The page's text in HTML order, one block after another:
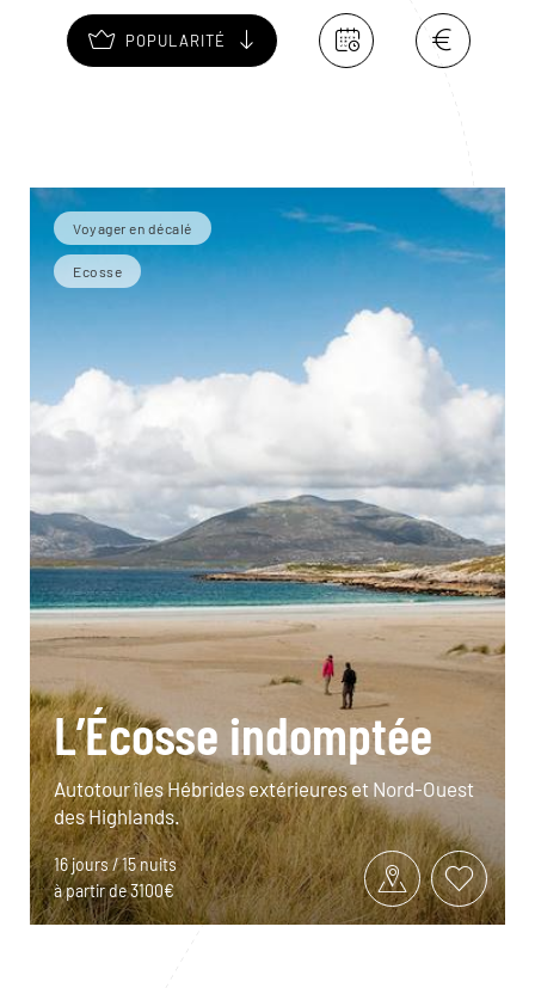
POPULARITÉ
Voyager en décalé
Ecosse
L’Écosse indomptée
Autotour îles Hébrides extérieures et Nord-Ouest
des Highlands.
16 jours / 15 nuits
à partir de 3100€